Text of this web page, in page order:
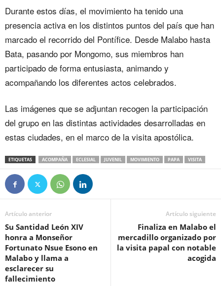
Durante estos días, el movimiento ha tenido una
presencia activa en los distintos puntos del país que han
marcado el recorrido del Pontífice. Desde Malabo hasta
Bata, pasando por Mongomo, sus miembros han
participado de forma entusiasta, animando y
acompañando los diferentes actos celebrados.
Las imágenes que se adjuntan recogen la participación
del grupo en las distintas actividades desarrolladas en
estas ciudades, en el marco de la visita apostólica.
ETIQUETAS ACOMPAÑA ECLESIAL JUVENIL MOVIMIENTO PAPA VISITA
Artículo anterior
Su Santidad León XIV
honra a Monseñor
Fortunato Nsue Esono en
Malabo y llama a
esclarecer su
fallecimiento
Artículo siguiente
Finaliza en Malabo el
mercadillo organizado por
la visita papal con notable
acogida